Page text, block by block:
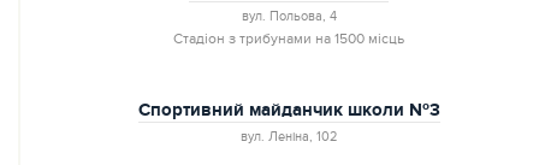
вул. Польова, 4
Стадіон з трибунами на 1500 місць
Спортивний майданчик школи №3
вул. Леніна, 102